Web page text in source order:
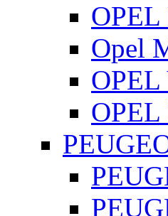
Opel
OPEL